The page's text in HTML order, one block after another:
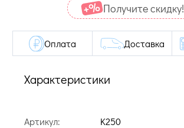
Получите cкидку!
Характеристики
Артикул:
K250
Оплата Доставка